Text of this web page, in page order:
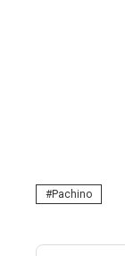
Pachino